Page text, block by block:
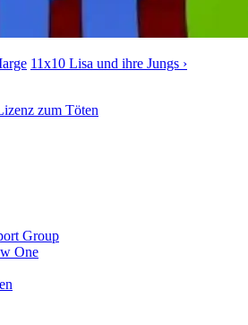
11x10 Lisa und ihre Jungs ›
zum Töten
Group
One